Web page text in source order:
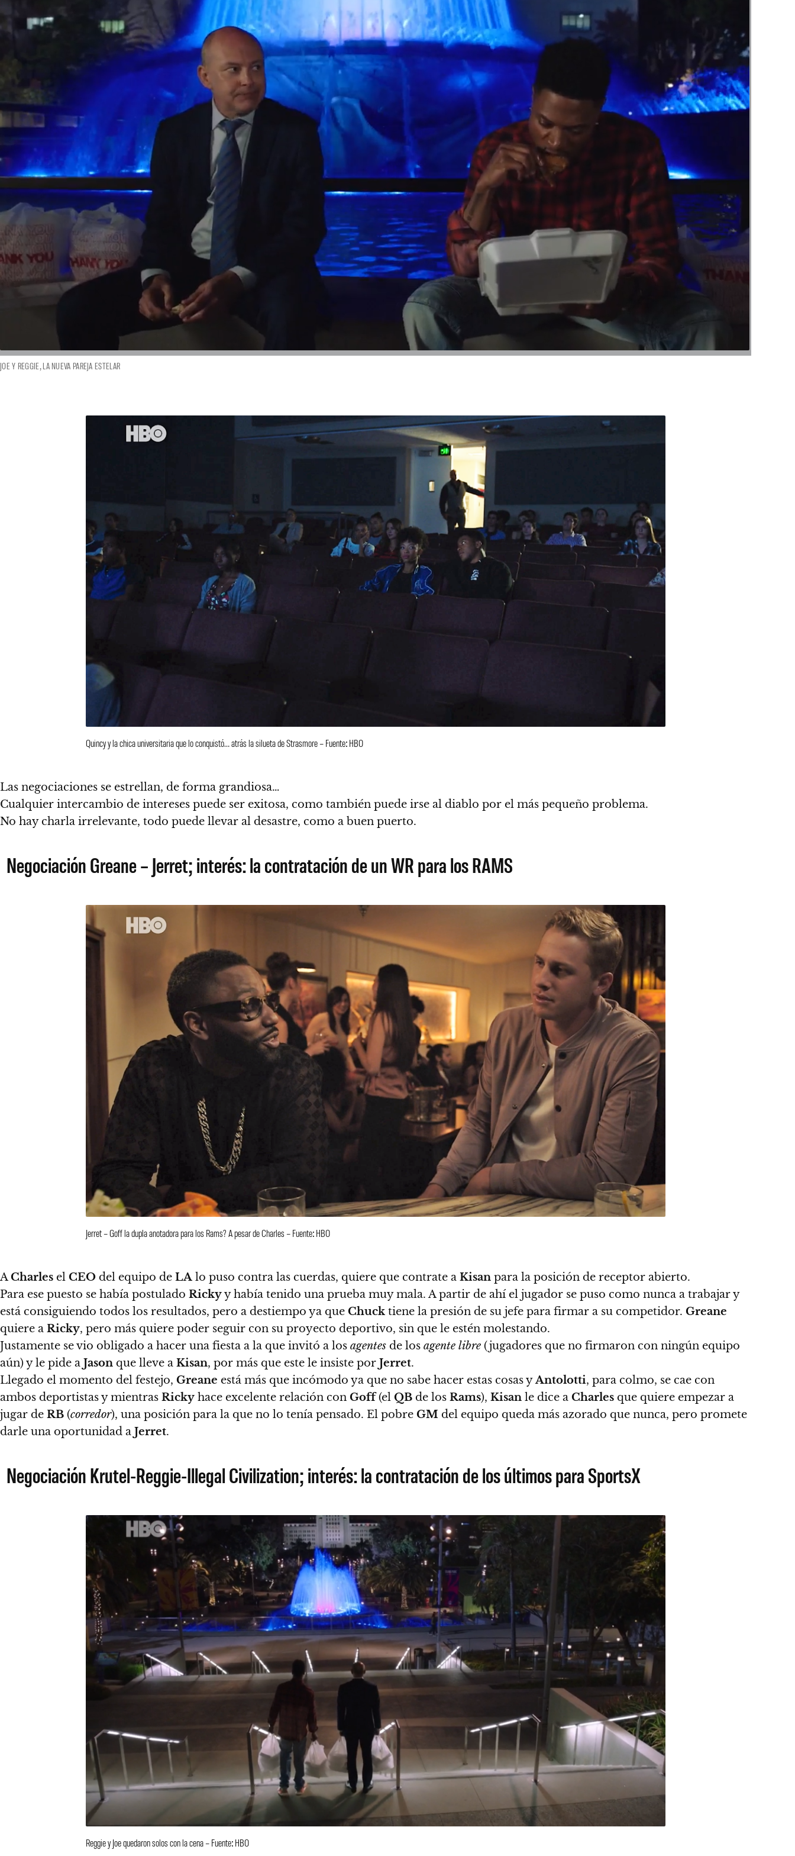
JOE Y REGGIE, LA NUEVA PAREJA ESTELAR
Quincy y la chica universitaria que lo conquistó… atrás la silueta de Strasmore – Fuente: HBO
Las negociaciones se estrellan, de forma grandiosa…
Cualquier intercambio de intereses puede ser exitosa, como también puede irse al diablo por el más pequeño problema.
No hay charla irrelevante, todo puede llevar al desastre, como a buen puerto.
Negociación Greane – Jerret; interés: la contratación de un WR para los RAMS
Jerret – Goff la dupla anotadora para los Rams? A pesar de Charles – Fuente: HBO
ACharles el CEO del equipo de LA lo puso contra las cuerdas, quiere que contrate a Kisan para la posición de receptor abierto.
Para ese puesto se había postulado Rickyy había tenido una prueba muy mala. A partir de ahí el jugador se puso como nunca a trabajar y
está consiguiendo todos los resultados, pero a destiempo ya que Chuck tiene la presión de su jefe para firmar a su competidor. Greane
quiere a Ricky, pero más quiere poder seguir con su proyecto deportivo, sin que le estén molestando.
Justamente se vio obligado a hacer una fiesta a la que invitó a los agentes de los agente libre (jugadores que no firmaron con ningún equipo
aún) y le pide a Jason que lleve a Kisan, por más que este le insiste por Jerret.
Llegado el momento del festejo, Greane está más que incómodo ya que no sabe hacer estas cosas yAntolotti, para colmo, se cae con
ambos deportistas y mientras Ricky hace excelente relación con Goff(el QB de los Rams), Kisan le dice a Charles que quiere empezar a
jugar de RB (corredor), una posición para la que no lo tenía pensado. El pobre GM del equipo queda más azorado que nunca, pero promete
darle una oportunidad a Jerret.
Negociación Krutel-Reggie-Illegal Civilization; interés: la contratación de los últimos para SportsX
Reggie y Joe quedaron solos con la cena – Fuente: HBO